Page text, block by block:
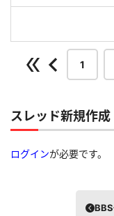
1
スレッド新規作成
ログインが必要です。